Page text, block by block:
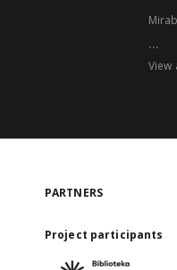
...
View
PARTNERS
Project participants